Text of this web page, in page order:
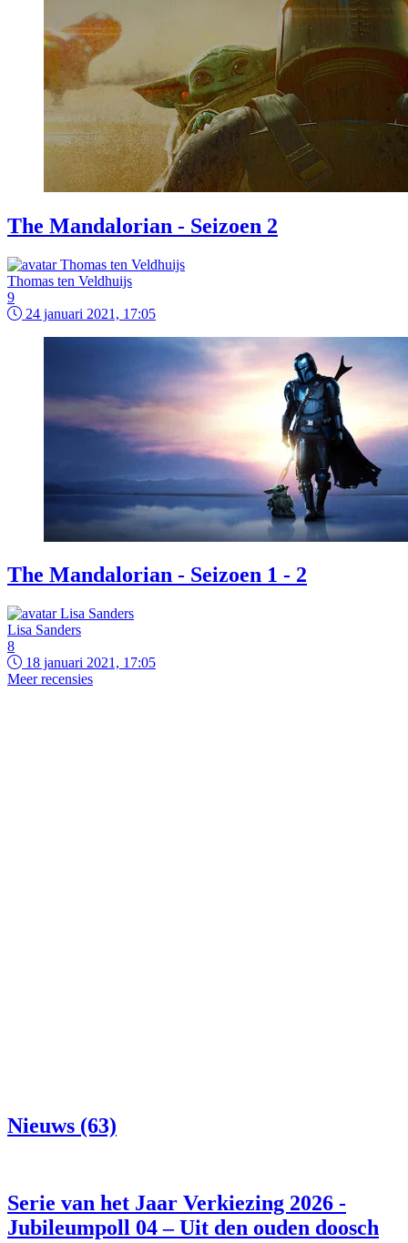
The Mandalorian - Seizoen 2
Thomas ten Veldhuijs
9
24 januari 2021, 17:05
The Mandalorian - Seizoen 1 - 2
Lisa Sanders
8
18 januari 2021, 17:05
Meer recensies
Nieuws (63)
Serie van het Jaar Verkiezing 2026 -
Jubileumpoll 04 – Uit den ouden doosch